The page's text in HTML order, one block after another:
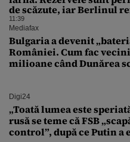
de scăzute, iar Berlinul
intervină
11:39
Mediafax
Bulgaria a devenit
României. Cum fac
milioane când Dunărea
Digi24
„Toată lumea este
rusă se teme că FSB
control”, după ce Putin a